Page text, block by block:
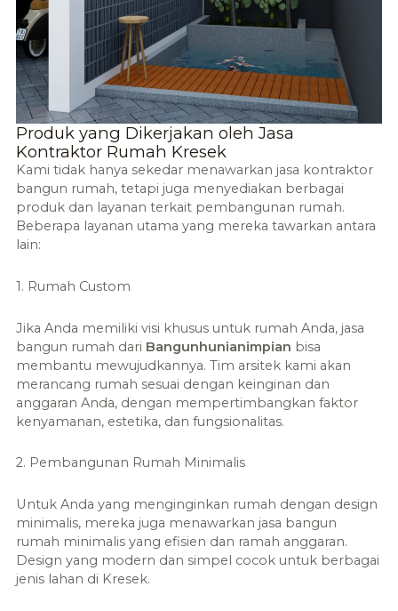
Produk yang Dikerjakan oleh Jasa
Kontraktor Rumah Kresek
Kami tidak hanya sekedar menawarkan jasa kontraktor
bangun rumah, tetapi juga menyediakan berbagai
produk dan layanan terkait pembangunan rumah.
Beberapa layanan utama yang mereka tawarkan antara
lain:
1. Rumah Custom
Jika Anda memiliki visi khusus untuk rumah Anda, jasa
bangun rumah dari Bangunhunianimpian bisa
membantu mewujudkannya. Tim arsitek kami akan
merancang rumah sesuai dengan keinginan dan
anggaran Anda, dengan mempertimbangkan faktor
kenyamanan, estetika, dan fungsionalitas.
2. Pembangunan Rumah Minimalis
Untuk Anda yang menginginkan rumah dengan design
minimalis, mereka juga menawarkan jasa bangun
rumah minimalis yang efisien dan ramah anggaran.
Design yang modern dan simpel cocok untuk berbagai
jenis lahan di Kresek.